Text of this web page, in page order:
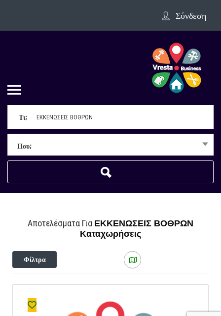
Σύνδεση
Τι;
Που;
Αποτελέσματα Για ΕΚΚΕΝΩΣΕΙΣ ΒΟΘΡΩΝ
Καταχωρήσεις
Φίλτρα